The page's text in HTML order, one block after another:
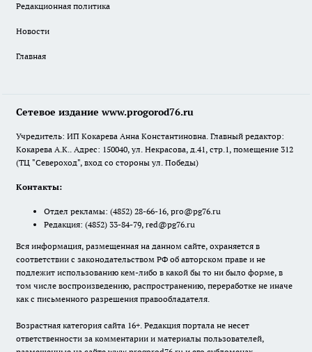
Редакционная политика
Новости
Главная
Сетевое издание www.progorod76.ru
Учредитель: ИП Кокарева Анна Константиновна. Главный редактор:
Кокарева А.К.. Адрес: 150040, ул. Некрасова, д.41, стр.1, помещение 312
(ТЦ "Североход", вход со стороны ул. Победы)
Контакты:
Отдел рекламы: (4852) 28-66-16, pro@pg76.ru
Редакция: (4852) 33-84-79, red@pg76.ru
Вся информация, размещенная на данном сайте, охраняется в
соответствии с законодательством РФ об авторском праве и не
подлежит использованию кем-либо в какой бы то ни было форме, в
том числе воспроизведению, распространению, переработке не иначе
как с письменного разрешения правообладателя.
Возрастная категория сайта 16+. Редакция портала не несет
ответственности за комментарии и материалы пользователей,